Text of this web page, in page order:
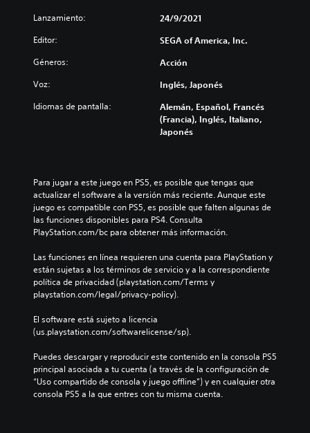
Lanzamiento: 24/9/2021
Editor: SEGA of America, Inc.
Géneros: Acción
Voz: Inglés, Japonés
Idiomas de pantalla:
Alemán, Español, Francés
(Francia), Inglés, Italiano,
Japonés
Para jugar a este juego en PS5, es posible que tengas que
actualizar el software a la versión más reciente. Aunque este
juego es compatible con PS5, es posible que falten algunas de
las funciones disponibles para PS4. Consulta
PlayStation.com/bc para obtener más información.
Las funciones en línea requieren una cuenta para PlayStation y
están sujetas a los términos de servicio y a la correspondiente
política de privacidad (playstation.com/Terms y
playstation.com/legal/privacy-policy).
El software está sujeto a licencia
(us.playstation.com/softwarelicense/sp).
Puedes descargar y reproducir este contenido en la consola PS5
principal asociada a tu cuenta (a través de la configuración de
“Uso compartido de consola y juego offline”) y en cualquier otra
consola PS5 a la que entres con tu misma cuenta.